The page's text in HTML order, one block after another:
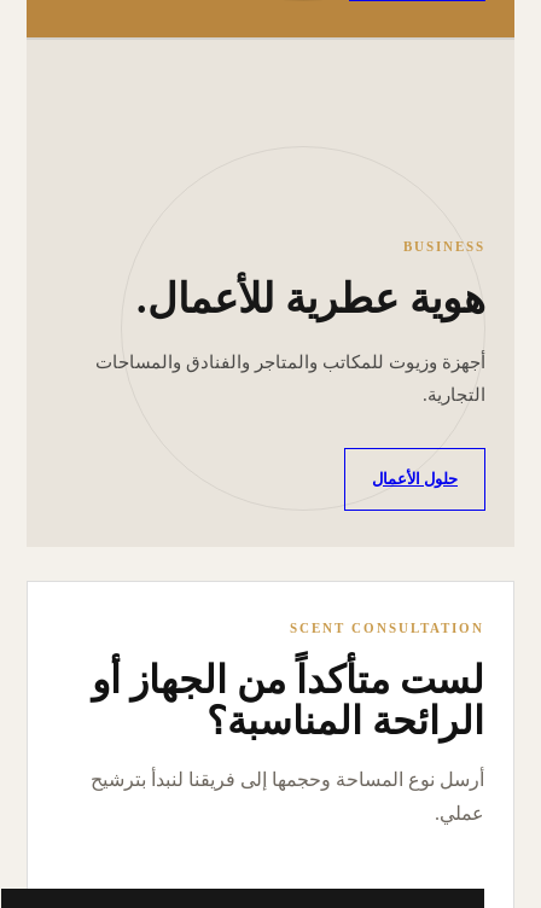
BUSINESS
هوية عطرية للأعمال.
أجهزة وزيوت للمكاتب والمتاجر والفنادق والمساحات
التجارية.
حلول الأعمال
SCENT CONSULTATION
لست متأكداً من الجهاز أو
الرائحة المناسبة؟
أرسل نوع المساحة وحجمها إلى فريقنا لنبدأ بترشيح
عملي.